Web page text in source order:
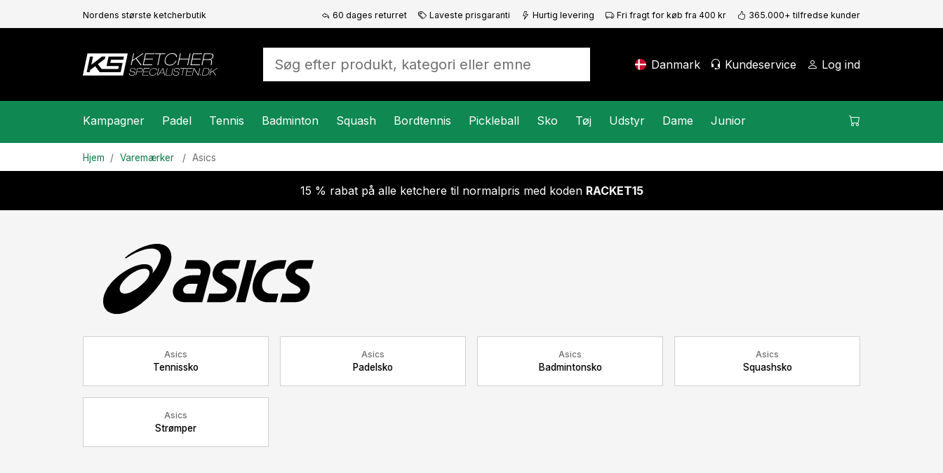
Nordens største ketcherbutik 60 dages returret Laveste prisgaranti Hurtig levering Fri fragt for køb fra 400 kr 365.000+ tilfredse kunder
Danmark Kundeservice Log ind
Kampagner Padel Tennis Badminton Squash Bordtennis Pickleball Sko Tøj Udstyr Dame Junior
Hjem Varemærker Asics
15 % rabat på alle ketchere til normalpris med koden RACKET15
Asics
Tennissko
Asics
Padelsko
Asics
Badmintonsko
Asics
Squashsko
Asics
Strømper